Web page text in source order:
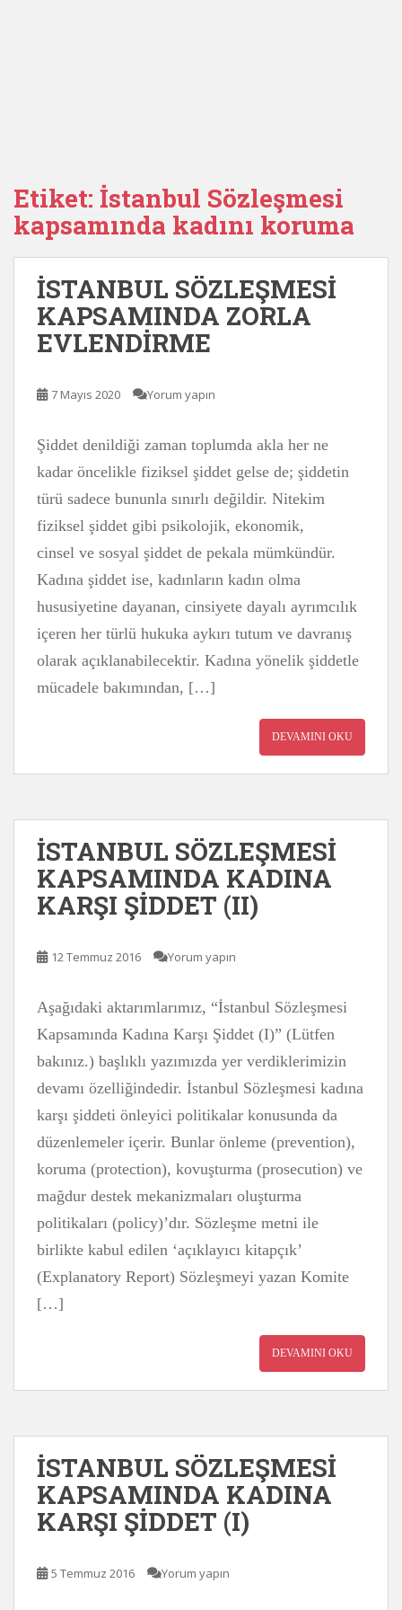
Etiket: İstanbul Sözleşmesi
kapsamında kadını koruma
İSTANBUL SÖZLEŞMESİ
KAPSAMINDA ZORLA
EVLENDİRME
7 Mayıs 2020 Yorum yapın
Şiddet denildiği zaman toplumda akla her ne
kadar öncelikle fiziksel şiddet gelse de; şiddetin
türü sadece bununla sınırlı değildir. Nitekim
fiziksel şiddet gibi psikolojik, ekonomik,
cinsel ve sosyal şiddet de pekala mümkündür.
Kadına şiddet ise, kadınların kadın olma
hususiyetine dayanan, cinsiyete dayalı ayrımcılık
içeren her türlü hukuka aykırı tutum ve davranış
olarak açıklanabilecektir. Kadına yönelik şiddetle
mücadele bakımından, […]
DEVAMINI OKU
İSTANBUL SÖZLEŞMESİ
KAPSAMINDA KADINA
KARŞI ŞİDDET (II)
12 Temmuz 2016 Yorum yapın
Aşağıdaki aktarımlarımız, “İstanbul Sözleşmesi
Kapsamında Kadına Karşı Şiddet (I)” (Lütfen
bakınız.) başlıklı yazımızda yer verdiklerimizin
devamı özelliğindedir. İstanbul Sözleşmesi kadına
karşı şiddeti önleyici politikalar konusunda da
düzenlemeler içerir. Bunlar önleme (prevention),
koruma (protection), kovuşturma (prosecution) ve
mağdur destek mekanizmaları oluşturma
politikaları (policy)’dır. Sözleşme metni ile
birlikte kabul edilen ‘açıklayıcı kitapçık’
(Explanatory Report) Sözleşmeyi yazan Komite
[…]
DEVAMINI OKU
İSTANBUL SÖZLEŞMESİ
KAPSAMINDA KADINA
KARŞI ŞİDDET (I)
5 Temmuz 2016 Yorum yapın